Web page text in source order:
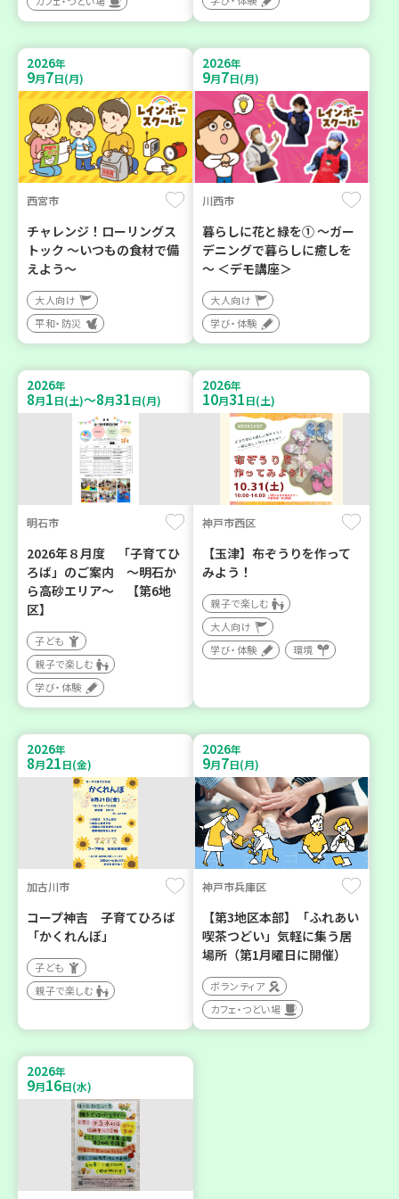
2026年
9月7日(月)
西宮市
チャレンジ！ローリングス
トック ～いつもの食材で備
えよう～
大人向け
平和・防災
2026年
9月7日(月)
川西市
暮らしに花と緑を① ～ガー
デニングで暮らしに癒しを
～ ＜デモ講座＞
大人向け
学び・体験
2026年
8月1日(土)～8月31日(月)
明石市
2026年８月度 「子育てひ
ろば」のご案内 ～明石か
ら高砂エリア～ 【第6地
区】
子ども
親子で楽しむ
学び・体験
2026年
10月31日(土)
神戸市西区
【玉津】布ぞうりを作って
みよう！
親子で楽しむ
大人向け
学び・体験
環境
2026年
8月21日(金)
加古川市
コープ神吉 子育てひろば
「かくれんぼ」
子ども
親子で楽しむ
2026年
9月7日(月)
神戸市兵庫区
【第3地区本部】「ふれあい
喫茶つどい」気軽に集う居
場所（第1月曜日に開催）
ボランティア
カフェ・つどい場
2026年
9月16日(水)